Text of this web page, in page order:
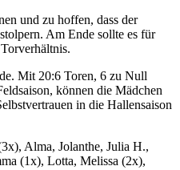
und zu hoffen, dass der
Am Ende sollte es für
Mit 20:6 Toren, 6 zu Null
können die Mädchen
in die Hallensaison
Alma, Jolanthe, Julia H.,
(1x), Lotta, Melissa (2x),